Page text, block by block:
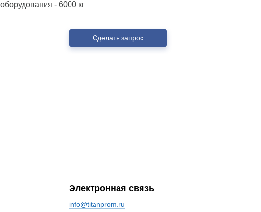
оборудования - 6000 кг
Сделать запрос
Электронная связь
info@titanprom.ru